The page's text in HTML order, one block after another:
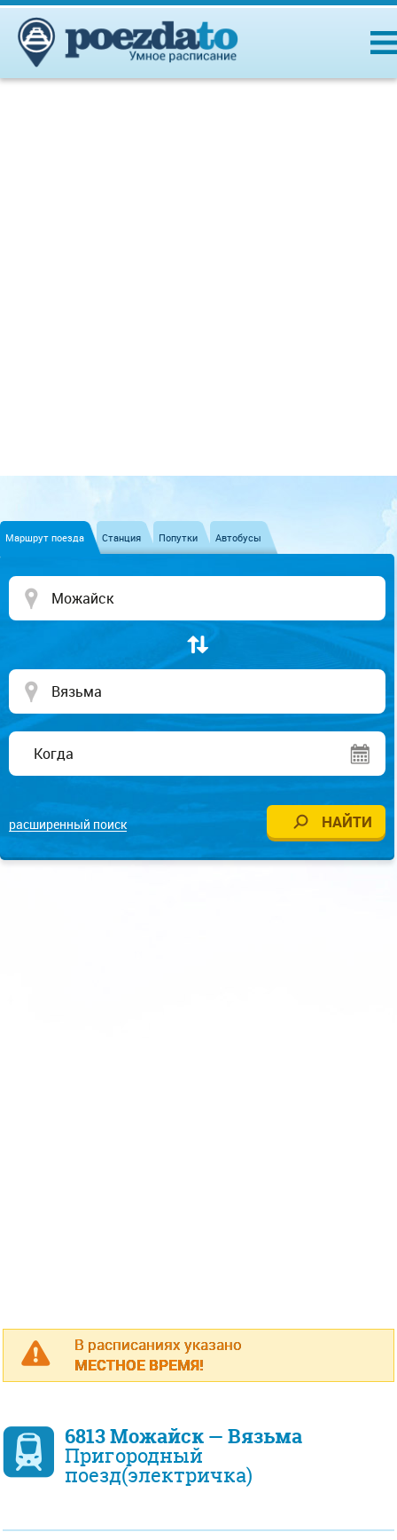
Маршрут поезда Станция Попутки Автобусы
расширенный поиск
В расписаниях указано
МЕСТНОЕ ВРЕМЯ!
6813 Можайск — Вязьма
Пригородный
поезд(электричка)